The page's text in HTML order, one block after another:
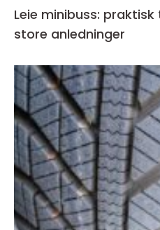
Leie minibuss:
store anledninger